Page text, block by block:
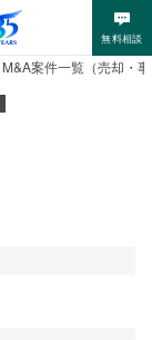
無料相談
M&A案件一覧（売却・